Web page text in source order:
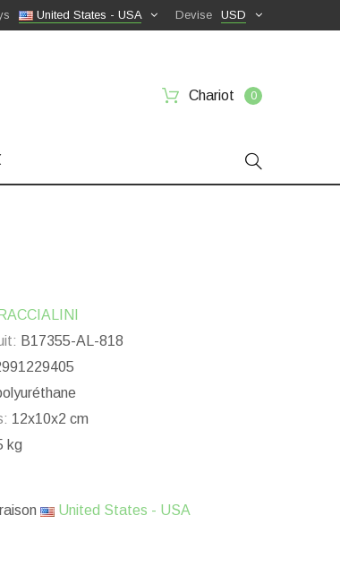
USD
Devise
United States - USA
Chariot 0
B17355-AL-818
12x10x2 cm
kg
United States - USA